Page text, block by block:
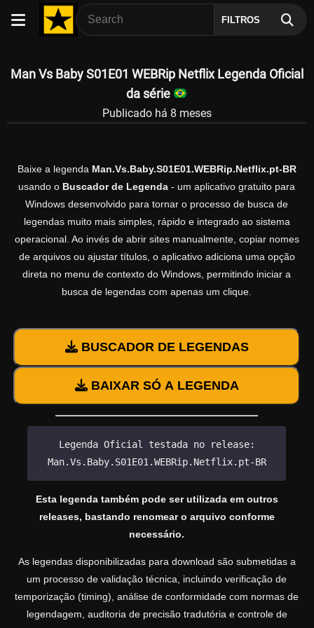
FILTROS
Man Vs Baby S01E01 WEBRip Netflix Legenda Oficial
da série
Publicado há 8 meses
Baixe a legenda Man.Vs.Baby.S01E01.WEBRip.Netflix.pt-BR
usando o Buscador de Legenda - um aplicativo gratuito para
Windows desenvolvido para tornar o processo de busca de
legendas muito mais simples, rápido e integrado ao sistema
operacional. Ao invés de abrir sites manualmente, copiar nomes
de arquivos ou ajustar títulos, o aplicativo adiciona uma opção
direta no menu de contexto do Windows, permitindo iniciar a
busca de legendas com apenas um clique.
BUSCADOR DE LEGENDAS
BAIXAR SÓ A LEGENDA
Legenda Oficial testada no release:
Man.Vs.Baby.S01E01.WEBRip.Netflix.pt-BR
Esta legenda também pode ser utilizada em outros
releases, bastando renomear o arquivo conforme
necessário.
As legendas disponibilizadas para download são submetidas a
um processo de validação técnica, incluindo verificação de
temporização (timing), análise de conformidade com normas de
legendagem, auditoria de precisão tradutória e controle de